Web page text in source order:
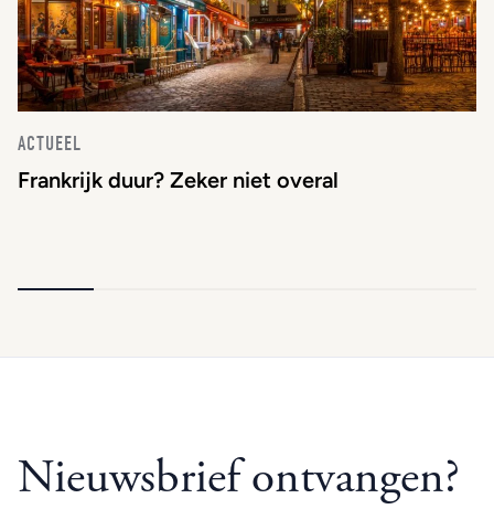
ACTUEEL
Frankrijk duur? Zeker niet overal
Nieuwsbrief ontvangen?